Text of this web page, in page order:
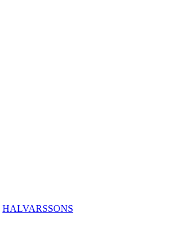
HALVARSSONS